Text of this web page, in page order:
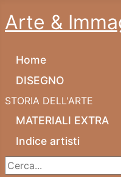
Arte &
Home
DISEGNO
STORIA DELL'ARTE
MATERIALI EXTRA
Indice artisti
Cerca...